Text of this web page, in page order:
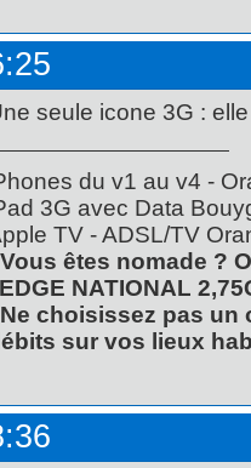
seule icone 3G :
du v1 au v4 -
3G avec Data
TV - ADSL/TV
êtes nomade ?
NATIONAL
choisissez pas un
sur vos lieux